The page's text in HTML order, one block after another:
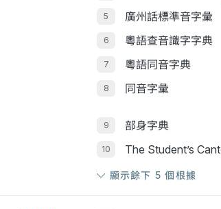
廣州話標準音字彙
粵語查音識字字典
粵語同音字典
同音字彙
部身字典
The Student’s
顯示餘下 5 個根據